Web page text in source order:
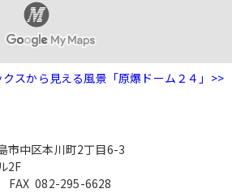
クスから見える風景「原爆ドーム２４」>>
市中区本川町2丁目6-3
2F
FAX 082-295-6628